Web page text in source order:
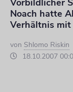
Vorbildlicher
Noach hatte
Verhältnis mit
von Shlomo Riskin
18.10.2007